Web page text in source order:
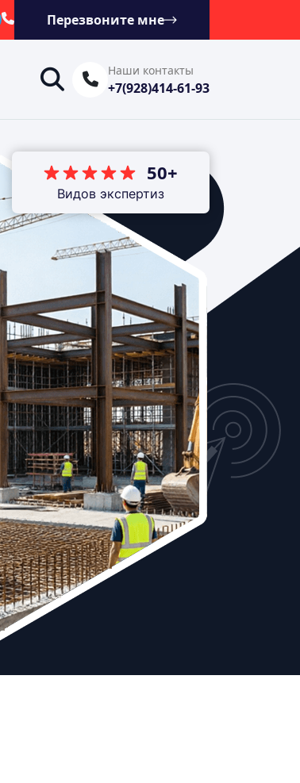
Перезвоните мне
Наши контакты
+7(928)414-61-93
50+
Видов экспертиз